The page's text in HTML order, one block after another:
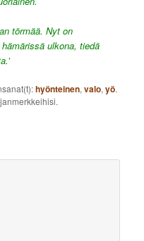
törmää. Nyt on
ulkona, tiedä
hyönteinen,valo,yö.